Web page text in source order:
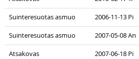
Suinteresuotas asmuo 2006-11-13 Pi
Suinteresuotas asmuo 2007-05-08 An
Atsakovas 2007-06-18 Pi